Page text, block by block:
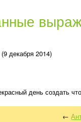
декабря 2014)
день создать
←